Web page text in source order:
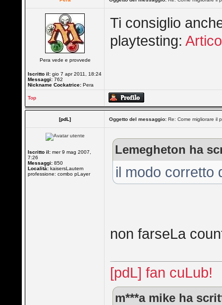
Pera vede e provvede
Iscritto il: gio 7 apr 2011, 18:24
Messaggi: 762
Nickname Cockatrice: Pera
Ti consiglio
playtesting:
Top
[pdL] Oggetto del messaggio: Re: Come migliorare il
Iscritto il: mer 9 mag 2007,
7:26
Messaggi: 850
Località: kaisersLautern
professione: combo pLayer
Lemegheton ha
il modo corretto
non farseLa
[pdL] fan cuLub!
m***a mike ha